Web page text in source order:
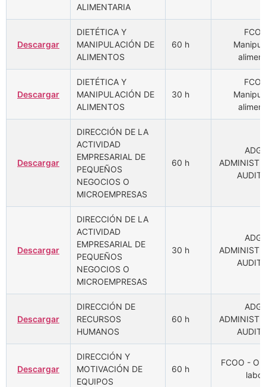
ALIMENTARIA
Descargar
DIETÉTICA Y
MANIPULACIÓN DE
ALIMENTOS
60 h
Descargar
DIETÉTICA Y
MANIPULACIÓN DE
ALIMENTOS
30 h
Descargar
DIRECCIÓN DE LA
ACTIVIDAD
EMPRESARIAL DE
PEQUEÑOS
NEGOCIOS O
MICROEMPRESAS
60 h
Descargar
DIRECCIÓN DE LA
ACTIVIDAD
EMPRESARIAL DE
PEQUEÑOS
NEGOCIOS O
MICROEMPRESAS
30 h
Descargar
DIRECCIÓN DE
RECURSOS
HUMANOS
60 h
Descargar
DIRECCIÓN Y
MOTIVACIÓN DE
EQUIPOS
60 h
FCOO -